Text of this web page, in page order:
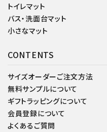
トイレマット
バス・洗面台マット
小さなマット
CONTENTS
サイズオーダーご注文方法
無料サンプルについて
ギフトラッピングについて
会員登録について
よくあるご質問